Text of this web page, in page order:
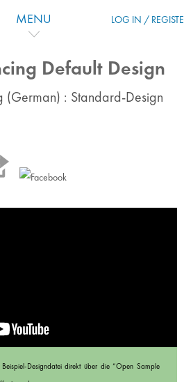
MENU LOG IN /
Default Design
(German) : Standard-Design
Designdatei direkt über die “Open Sample